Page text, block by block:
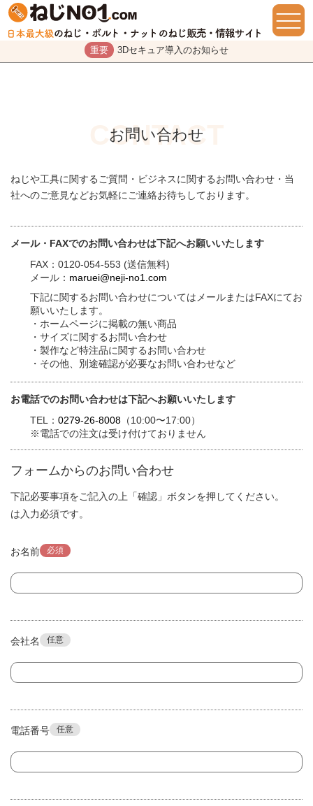
重要 3Dセキュア導入のお知らせ
お問い合わせ
ねじや工具に関するご質問・ビジネスに関するお問い合わせ・当
社へのご意見などお気軽にご連絡お待ちしております。
メール・FAXでのお問い合わせは下記へお願いいたします
FAX：0120-054-553 (送信無料)
メール： maruei@neji-no1.com
下記に関するお問い合わせについてはメールまたはFAXにてお
願いいたします。
・ホームページに掲載の無い商品
・サイズに関するお問い合わせ
・製作など特注品に関するお問い合わせ
・その他、別途確認が必要なお問い合わせなど
お電話でのお問い合わせは下記へお願いいたします
TEL： 0279-26-8008 （10:00〜17:00）
※電話での注文は受け付けておりません
フォームからのお問い合わせ
下記必要事項をご記入の上「確認」ボタンを押してください。
は入力必須です。
お名前 必須
会社名 任意
電話番号 任意